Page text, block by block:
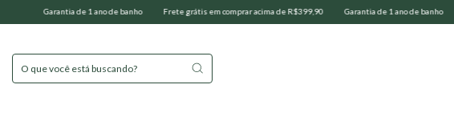
em comprar acima de R$399,90 Garantia de 1 ano de banho Frete grátis em comprar acima de R$399,90